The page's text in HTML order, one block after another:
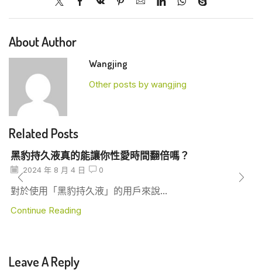
About Author
Wangjing
Other posts by wangjing
Related Posts
黑豹持久液真的能讓你性愛時間翻倍嗎？
2024 年 8 月 4 日 0
對於使用「黑豹持久液」的用戶來說...
Continue Reading
Leave A Reply